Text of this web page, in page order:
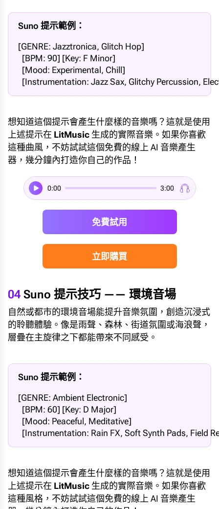
Suno 提示範例：
[GENRE: Jazztronica, Glitch Hop]
  [BPM: 90] [Key: F Minor]
  [Mood: Experimental, Chill]
[Instrumentation: Jazz Sax, Glitchy Percussion,
想知道這個提示會產生什麼樣的音樂嗎？這就是使用
上述提示在 LitMusic 生成的實際音樂。如果你喜歡
這種曲風，不妨試試這個免費的線上 AI 音樂產生
器，幾分鐘內打造你自己的作品！
0:00 3:00
免費試用
立即購買
04 Suno 提示技巧 —— 環境音場
自然或都市的環境音場能提升音樂氛圍，創造沉浸式
的聆聽體驗。像是雨聲、森林、街道氛圍或海浪聲，
層疊在主旋律之下都能帶來不同感受。
Suno 提示範例：
[GENRE: Ambient Electronic]
  [BPM: 60] [Key: D Major]
  [Mood: Peaceful, Meditative]
[Instrumentation: Rain FX, Soft Synth Pads, Field
想知道這個提示會產生什麼樣的音樂嗎？這就是使用
上述提示在 LitMusic 生成的實際音樂。如果你喜歡
這種風格，不妨試試這個免費的線上 AI 音樂產生